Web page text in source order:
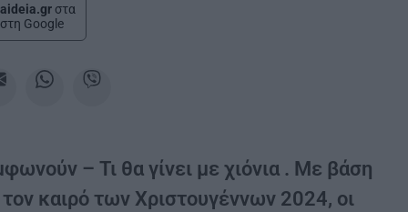
στα
Google
– Τι θα γίνει με χιόνια . Με βάση
καιρό των Χριστουγέννων 2024, οι